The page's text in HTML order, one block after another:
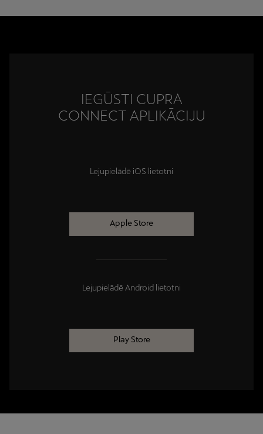
IEGŪSTI CUPRA
CONNECT APLIKĀCIJU
Lejupielādē iOS lietotni
Apple Store
Lejupielādē Android lietotni
Play Store